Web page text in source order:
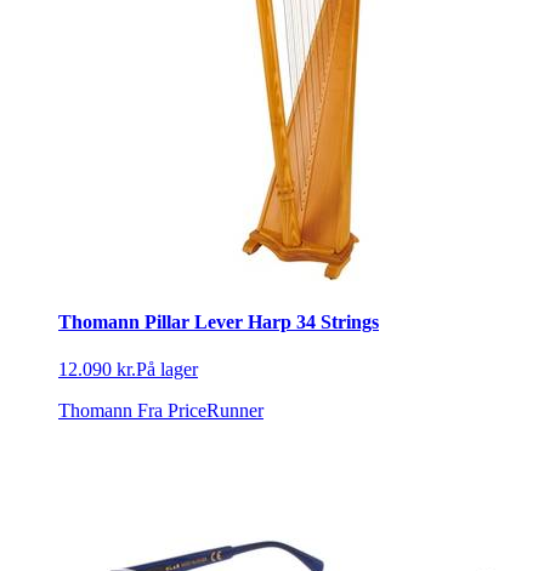
Thomann Pillar Lever Harp 34 Strings
12.090 kr.På lager
Thomann Fra PriceRunner